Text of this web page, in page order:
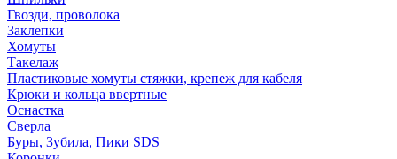
Гвозди, проволока
Заклепки
Хомуты
Такелаж
Пластиковые хомуты стяжки, крепеж для кабеля
Крюки и кольца ввертные
Оснастка
Сверла
Буры, Зубила, Пики SDS